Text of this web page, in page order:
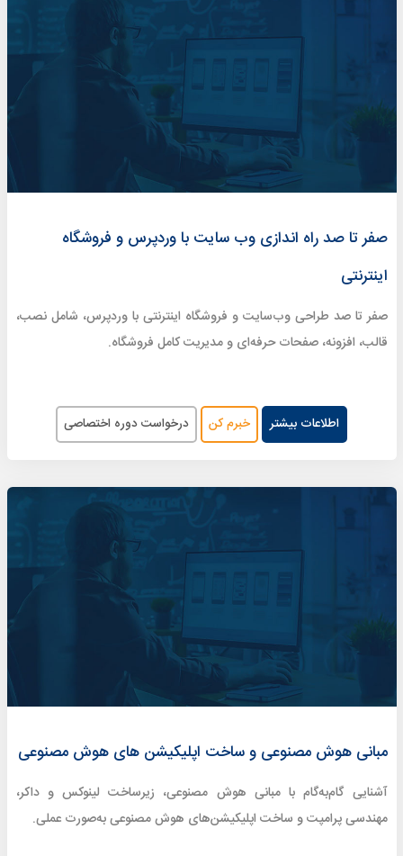
صفر تا صد راه اندازی وب سایت با وردپرس و فروشگاه
اینترنتی
صفر تا صد طراحی وب‌سایت و فروشگاه اینترنتی با وردپرس، شامل نصب،
قالب، افزونه، صفحات حرفه‌ای و مدیریت کامل فروشگاه.
اطلاعات بیشتر خبرم کن درخواست دوره اختصاصی
مبانی هوش مصنوعی و ساخت اپلیکیشن های‌ هوش مصنوعی
آشنایی گام‌به‌گام با مبانی هوش مصنوعی، زیرساخت لینوکس و داکر،
مهندسی پرامپت و ساخت اپلیکیشن‌های هوش مصنوعی به‌صورت عملی.